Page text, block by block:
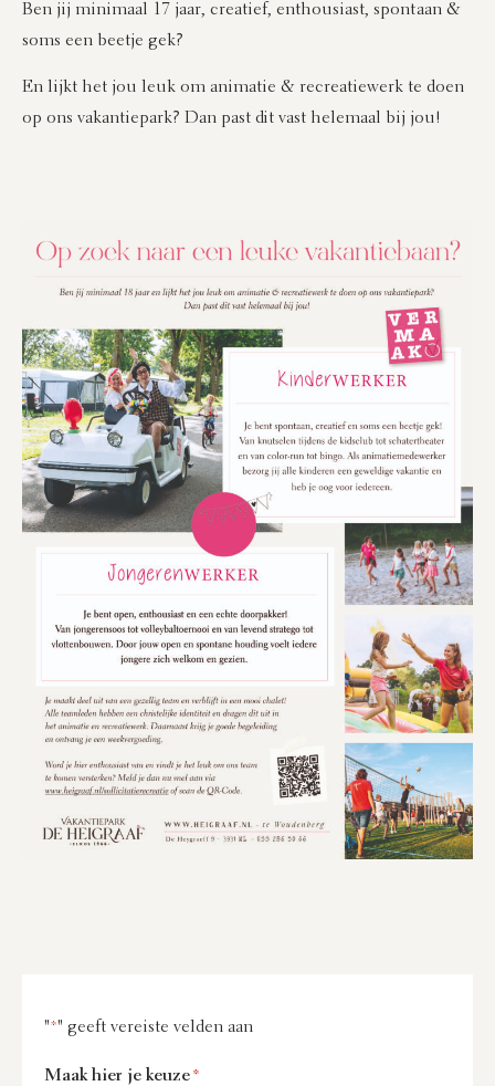
Ben jij minimaal 17 jaar, creatief, enthousiast, spontaan &
soms een beetje gek?
En lijkt het jou leuk om animatie & recreatiewerk te doen
op ons vakantiepark? Dan past dit vast helemaal bij jou!
"*" geeft vereiste velden aan
Maak hier je keuze *